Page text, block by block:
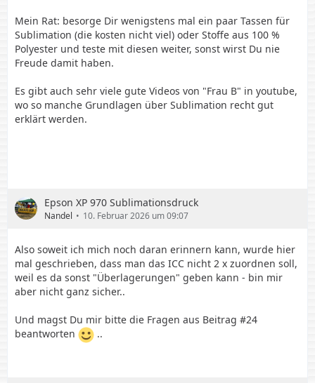
Mein Rat: besorge Dir wenigstens mal ein paar Tassen für
Sublimation (die kosten nicht viel) oder Stoffe aus 100 %
Polyester und teste mit diesen weiter, sonst wirst Du nie
Freude damit haben.
Es gibt auch sehr viele gute Videos von "Frau B" in youtube,
wo so manche Grundlagen über Sublimation recht gut
erklärt werden.
Epson XP 970 Sublimationsdruck
Nandel 10. Februar 2026 um 09:07
Also soweit ich mich noch daran erinnern kann, wurde hier
mal geschrieben, dass man das ICC nicht 2 x zuordnen soll,
weil es da sonst "Überlagerungen" geben kann - bin mir
aber nicht ganz sicher..
Und magst Du mir bitte die Fragen aus Beitrag #24
beantworten
..